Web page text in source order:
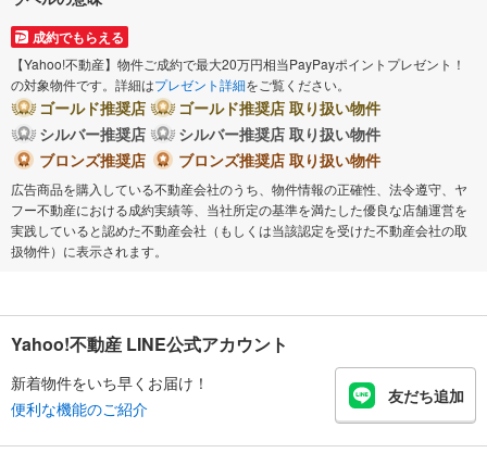
成約でもらえる
【Yahoo!不動産】物件ご成約で最大20万円相当PayPayポイントプレゼント！
の対象物件です。詳細はプレゼント詳細をご覧ください。
ゴールド推奨店
ゴールド推奨店 取り扱い物件
シルバー推奨店
シルバー推奨店 取り扱い物件
ブロンズ推奨店
ブロンズ推奨店 取り扱い物件
広告商品を購入している不動産会社のうち、物件情報の正確性、法令遵守、ヤ
フー不動産における成約実績等、当社所定の基準を満たした優良な店舗運営を
実践していると認めた不動産会社（もしくは当該認定を受けた不動産会社の取
扱物件）に表示されます。
Yahoo!不動産 LINE公式アカウント
新着物件をいち早くお届け！
便利な機能のご紹介
友だち追加